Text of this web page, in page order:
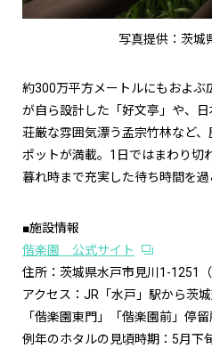
写真提供：茨城
約300万平方メートルにもおよぶ
が自ら設計した「好文亭」や、日
荘厳な雰囲気漂う孟宗竹林など
ポットが満載。1日ではまわり切
暮れ時まで充実した待ち時間を過
■施設情報
偕楽園 公式サイト
住所：茨城県水戸市見川1-1251
アクセス：JR「水戸」駅から茨
「偕楽園東門」「偕楽園前」停
例年のホタルの見頃時期：5月下